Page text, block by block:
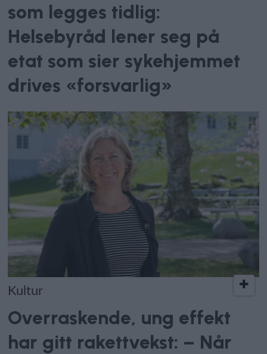
som legges tidlig:
Helsebyråd lener seg på
etat som sier sykehjemmet
drives «forsvarlig»
Kultur
Overraskende, ung effekt
har gitt rakettvekst: – Når